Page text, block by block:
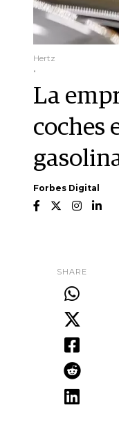
Hertz
.
La
coches
Forbes Digital
SHARE